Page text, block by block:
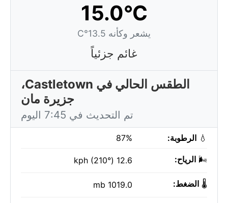
15.0°C
يشعر وكأنه 13.5°C
غائم جزئياً
الطقس الحالي في Castletown،
جزيرة مان
تم التحديث في 7:45 اليوم
💧 الرطوبة: 87%
🌬️ الرياح: 12.6 kph (210°)
🌡️ الضغط: 1019.0 mb